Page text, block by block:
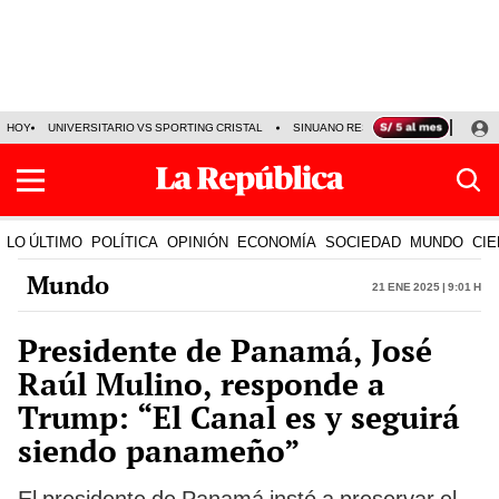
HOY UNIVERSITARIO VS SPORTING CRISTAL SINUANO RESULTADOS HOY
LO ÚLTIMO POLÍTICA OPINIÓN ECONOMÍA SOCIEDAD MUNDO
Mundo 21 Ene 2025 | 9:01 h
Presidente de Panamá, José
Raúl Mulino, responde a
Trump: “El Canal es y seguirá
siendo panameño”